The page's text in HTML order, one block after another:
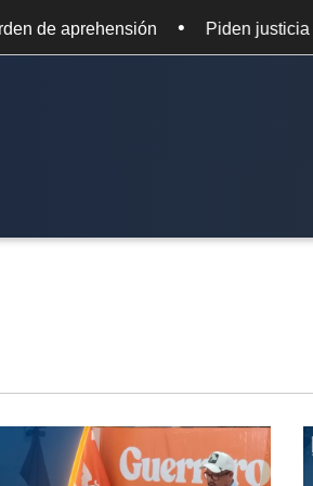
• Piden justicia para campesinos